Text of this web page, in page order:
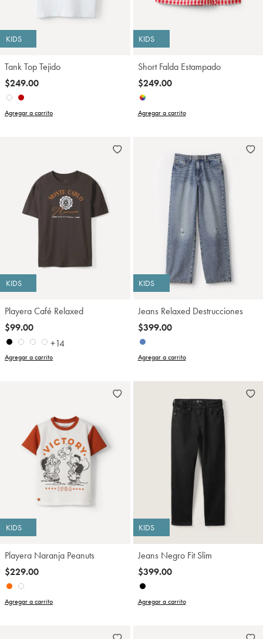
KIDS
Tank Top Tejido
$249.00
Agregar a carrito
KIDS
Short Falda Estampado
$249.00
Agregar a carrito
KIDS
Playera Café Relaxed
$99.00
+14
Agregar a carrito
KIDS
Jeans Relaxed Destrucciones
$399.00
Agregar a carrito
KIDS
Playera Naranja Peanuts
$229.00
Agregar a carrito
KIDS
Jeans Negro Fit Slim
$399.00
Agregar a carrito